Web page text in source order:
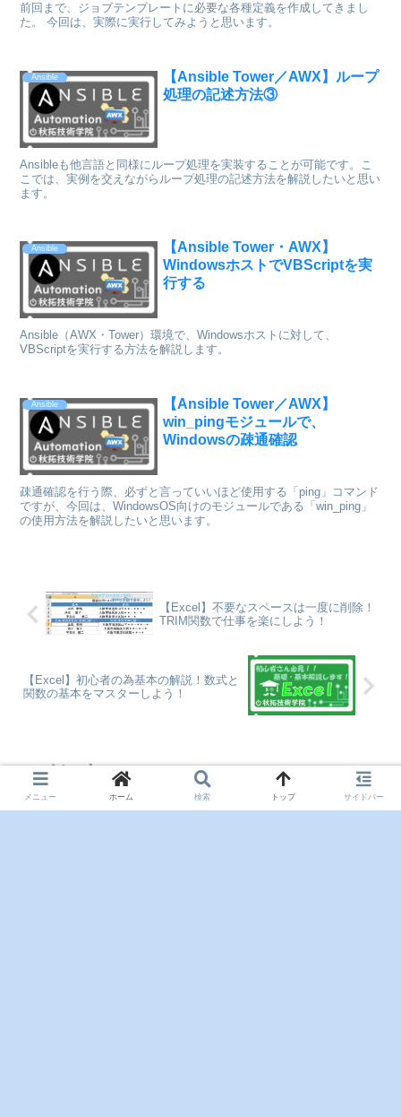
前回まで、ジョブテンプレートに必要な各種定義を作成してきまし
た。 今回は、実際に実行してみようと思います。
Ansible
【Ansible Tower／AWX】ループ
処理の記述方法③
Ansibleも他言語と同様にループ処理を実装することが可能です。こ
こでは、実例を交えながらループ処理の記述方法を解説したいと思い
ます。
Ansible
【Ansible Tower・AWX】
WindowsホストでVBScriptを実
行する
Ansible（AWX・Tower）環境で、Windowsホストに対して、
VBScriptを実行する方法を解説します。
Ansible
【Ansible Tower／AWX】
win_pingモジュールで、
Windowsの疎通確認
疎通確認を行う際、必ずと言っていいほど使用する「ping」コマンド
ですが、今回は、WindowsOS向けのモジュールである「win_ping」
の使用方法を解説したいと思います。
【Excel】不要なスペースは一度に削除！
TRIM関数で仕事を楽にしよう！
【Excel】初心者の為基本の解説！数式と
関数の基本をマスターしよう！
コメント
メニュー ホーム 検索 トップ サイドバー